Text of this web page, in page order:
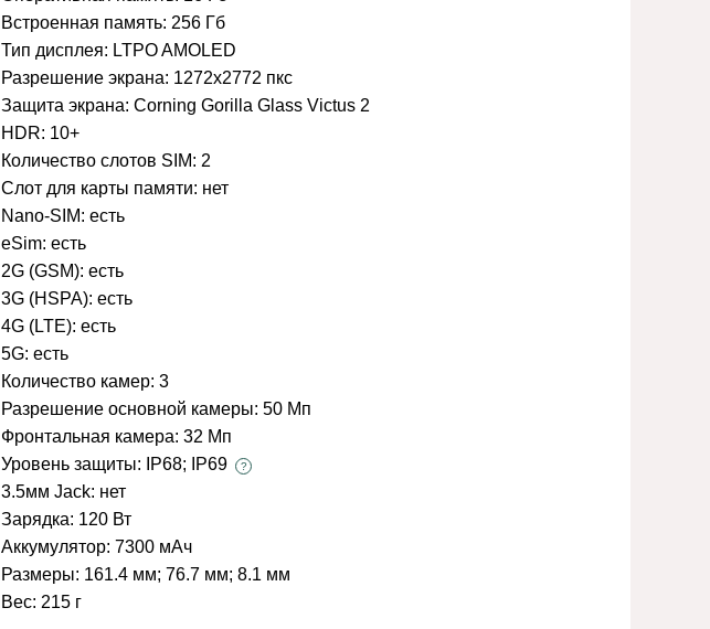
Встроенная память: 256 Гб
Тип дисплея: LTPO AMOLED
Разрешение экрана: 1272x2772 пкс
Защита экрана: Corning Gorilla Glass Victus 2
HDR: 10+
Количество слотов SIM: 2
Слот для карты памяти: нет
Nano-SIM: есть
eSim: есть
2G (GSM): есть
3G (HSPA): есть
4G (LTE): есть
5G: есть
Количество камер: 3
Разрешение основной камеры: 50 Мп
Фронтальная камера: 32 Мп
Уровень защиты:
IP68; IP69 ?
3.5мм Jack: нет
Зарядка: 120 Вт
Аккумулятор: 7300 мАч
Размеры: 161.4 мм; 76.7 мм; 8.1 мм
Вес: 215 г